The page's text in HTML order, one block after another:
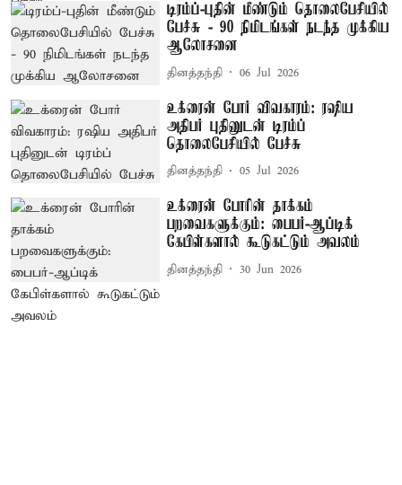
டிரம்ப்-புதின் மீண்டும் தொலைபேசியில்
பேச்சு - 90 நிமிடங்கள் நடந்த முக்கிய
ஆலோசனை
தினத்தந்தி 06 Jul 2026
உக்ரைன் போர் விவகாரம்: ரஷிய
அதிபர் புதினுடன் டிரம்ப்
தொலைபேசியில் பேச்சு
தினத்தந்தி 05 Jul 2026
உக்ரைன் போரின் தாக்கம்
பறவைகளுக்கும்: பைபர்-ஆப்டிக்
கேபிள்களால் கூடுகட்டும் அவலம்
தினத்தந்தி 30 Jun 2026